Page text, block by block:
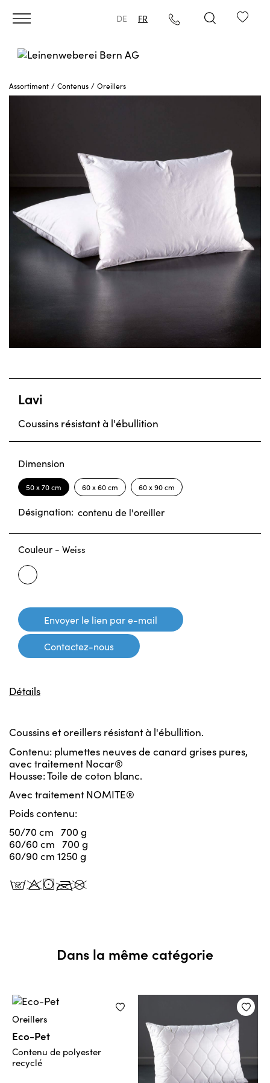
DE FR
Assortiment Contenus Oreillers
Lavi
Coussins résistant à l'ébullition
Dimension
50 x 70 cm 60 x 60 cm 60 x 90 cm
Désignation: contenu de l'oreiller
Couleur - Weiss
Weiss
Envoyer le lien par e-mail
Contactez-nous
Détails
Coussins et oreillers résistant à l'ébullition.
Contenu: plumettes neuves de canard grises pures,
avec traitement Nocar®
Housse: Toile de coton blanc.
Avec traitement NOMITE®
Poids contenu:
50/70 cm 700 g
60/60 cm 700 g
60/90 cm 1250 g
tpkbg
Dans la même catégorie
Oreillers
Eco-Pet
Contenu de polyester
recyclé